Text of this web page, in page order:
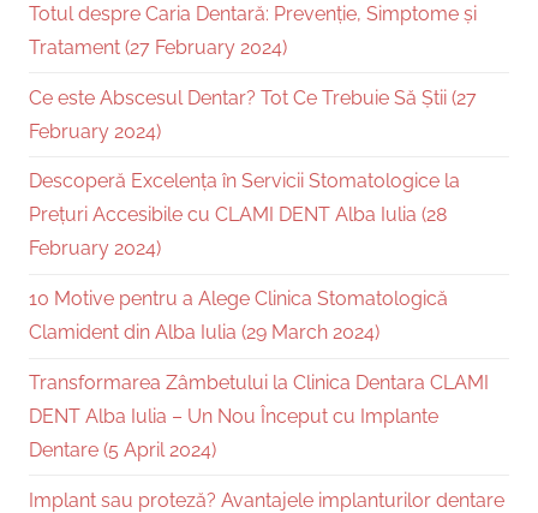
Totul despre Caria Dentară: Prevenție, Simptome și
Tratament (27 February 2024)
Ce este Abscesul Dentar? Tot Ce Trebuie Să Știi (27
February 2024)
Descoperă Excelența în Servicii Stomatologice la
Prețuri Accesibile cu CLAMI DENT Alba Iulia (28
February 2024)
10 Motive pentru a Alege Clinica Stomatologică
Clamident din Alba Iulia (29 March 2024)
Transformarea Zâmbetului la Clinica Dentara CLAMI
DENT Alba Iulia – Un Nou Început cu Implante
Dentare (5 April 2024)
Implant sau proteză? Avantajele implanturilor dentare